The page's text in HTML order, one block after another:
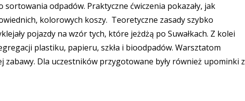
sortowania odpadów. Praktyczne ćwiczenia pokazały, jak
kolorowych koszy. Teoretyczne zasady szybko
pojazdy na wzór tych, które jeżdżą po Suwałkach. Z kolei
plastiku, papieru, szkła i bioodpadów. Warsztatom
Dla uczestników przygotowane były również upominki z